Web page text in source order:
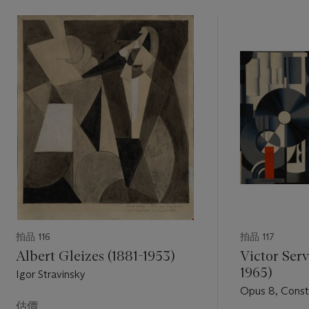
拍品 116
Albert Gleizes (1881-1953)
Igor Stravinsky
估價
拍品 117
Victor
1965)
Opus 8,